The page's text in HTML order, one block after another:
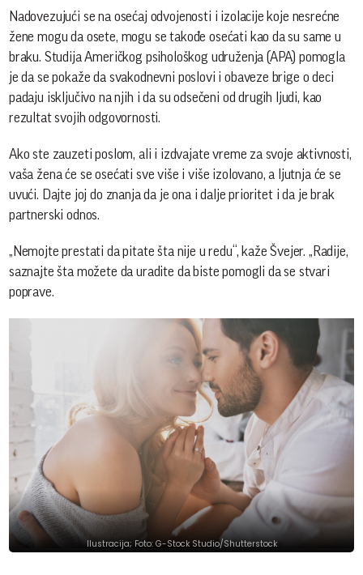
Nadovezujući se na osećaj odvojenosti i izolacije koje nesrećne
žene mogu da osete, mogu se takođe osećati kao da su same u
braku. Studija Američkog psihološkog udruženja (APA) pomogla
je da se pokaže da svakodnevni poslovi i obaveze brige o deci
padaju isključivo na njih i da su odsečeni od drugih ljudi, kao
rezultat svojih odgovornosti.
Ako ste zauzeti poslom, ali i izdvajate vreme za svoje aktivnosti,
vaša žena će se osećati sve više i više izolovano, a ljutnja će se
uvući. Dajte joj do znanja da je ona i dalje prioritet i da je brak
partnerski odnos.
„Nemojte prestati da pitate šta nije u redu“, kaže Švejer. „Radije,
saznajte šta možete da uradite da biste pomogli da se stvari
poprave.
Ilustracija; Foto: G-Stock Studio/Shutterstock